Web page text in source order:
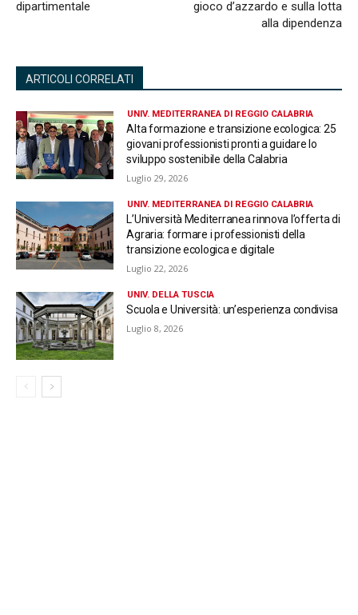
dipartimentale
gioco d’azzardo e sulla lotta
alla dipendenza
ARTICOLI CORRELATI
UNIV. MEDITERRANEA DI REGGIO CALABRIA
Alta formazione e transizione ecologica: 25
giovani professionisti pronti a guidare lo
sviluppo sostenibile della Calabria
Luglio 29, 2026
UNIV. MEDITERRANEA DI REGGIO CALABRIA
L’Università Mediterranea rinnova l’offerta di
Agraria: formare i professionisti della
transizione ecologica e digitale
Luglio 22, 2026
UNIV. DELLA TUSCIA
Scuola e Università: un’esperienza condivisa
Luglio 8, 2026